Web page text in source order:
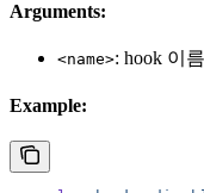
Arguments:
<name>: hook 이
Example: